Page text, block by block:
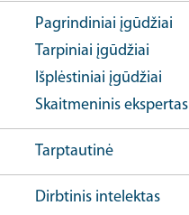
Pagrindiniai įgūdžiai
Tarpiniai įgūdžiai
Išplėstiniai įgūdžiai
Skaitmeninis ekspertas
Tarptautinė
Dirbtinis intelektas